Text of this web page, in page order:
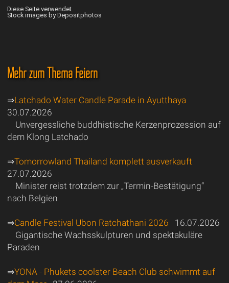
Diese Seite verwendet
Stock images by Depositphotos
Mehr zum Thema Feiern
⇒Latchado Water Candle Parade in Ayutthaya
30.07.2026
Unvergessliche buddhistische Kerzenprozession auf
dem Klong Latchado
⇒Tomorrowland Thailand komplett ausverkauft
27.07.2026
Minister reist trotzdem zur „Termin-Bestätigung“
nach Belgien
⇒Candle Festival Ubon Ratchathani 2026 16.07.2026
Gigantische Wachsskulpturen und spektakuläre
Paraden
⇒YONA - Phukets coolster Beach Club schwimmt auf